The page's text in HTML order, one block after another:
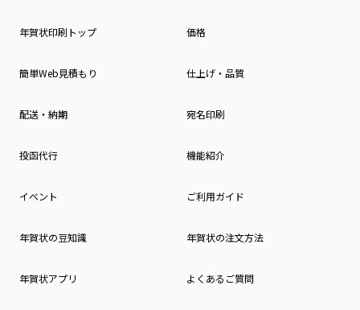
年賀状印刷トップ 価格
簡単Web見積もり 仕上げ・品質
配送・納期 宛名印刷
投函代行 機能紹介
イベント ご利用ガイド
年賀状の豆知識 年賀状の注文方法
年賀状アプリ よくあるご質問